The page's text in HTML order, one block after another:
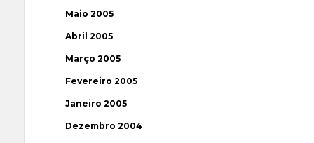
Maio 2005
Abril 2005
Março 2005
Fevereiro 2005
Janeiro 2005
Dezembro 2004